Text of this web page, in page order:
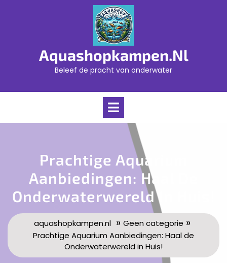
Aquashopkampen.nl
Beleef de pracht van onderwater
Open
Prachtige Aquarium
Aanbiedingen: Haal De
Onderwaterwereld In Huis!
aquashopkampen.nl » Geen categorie »
Prachtige Aquarium Aanbiedingen: Haal de
Onderwaterwereld in Huis!